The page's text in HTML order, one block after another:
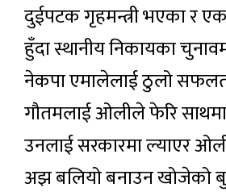
दुईपटक गृहमन्त्री भएका र
हुँदा स्थानीय निकायका
नेकपा एमालेलाई ठुलो
गौतमलाई ओलीले फेरि
उनलाई सरकारमा ल्याएर
अझ बलियो बनाउन खोजेको